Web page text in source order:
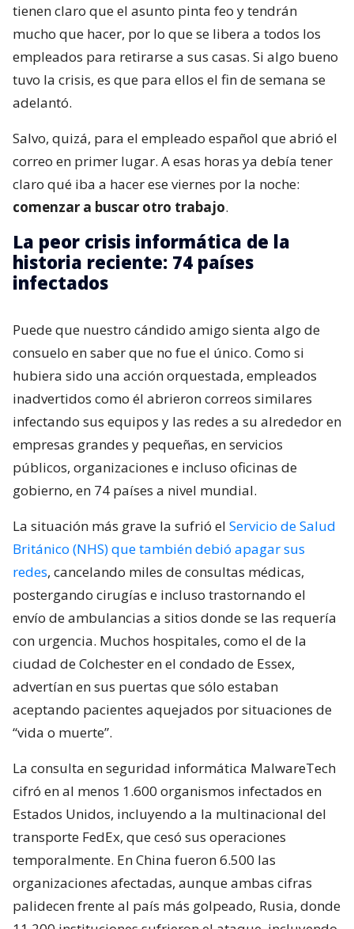
tienen claro que el asunto pinta feo y tendrán
mucho que hacer, por lo que se libera a todos los
empleados para retirarse a sus casas. Si algo bueno
tuvo la crisis, es que para ellos el fin de semana se
adelantó.
Salvo, quizá, para el empleado español que abrió el
correo en primer lugar. A esas horas ya debía tener
claro qué iba a hacer ese viernes por la noche:
comenzar a buscar otro trabajo.
La peor crisis informática de la
historia reciente: 74 países
infectados
Puede que nuestro cándido amigo sienta algo de
consuelo en saber que no fue el único. Como si
hubiera sido una acción orquestada, empleados
inadvertidos como él abrieron correos similares
infectando sus equipos y las redes a su alrededor en
empresas grandes y pequeñas, en servicios
públicos, organizaciones e incluso oficinas de
gobierno, en 74 países a nivel mundial.
La situación más grave la sufrió el Servicio de Salud
Británico (NHS) que también debió apagar sus
redes, cancelando miles de consultas médicas,
postergando cirugías e incluso trastornando el
envío de ambulancias a sitios donde se las requería
con urgencia. Muchos hospitales, como el de la
ciudad de Colchester en el condado de Essex,
advertían en sus puertas que sólo estaban
aceptando pacientes aquejados por situaciones de
“vida o muerte”.
La consulta en seguridad informática MalwareTech
cifró en al menos 1.600 organismos infectados en
Estados Unidos, incluyendo a la multinacional del
transporte FedEx, que cesó sus operaciones
temporalmente. En China fueron 6.500 las
organizaciones afectadas, aunque ambas cifras
palidecen frente al país más golpeado, Rusia, donde